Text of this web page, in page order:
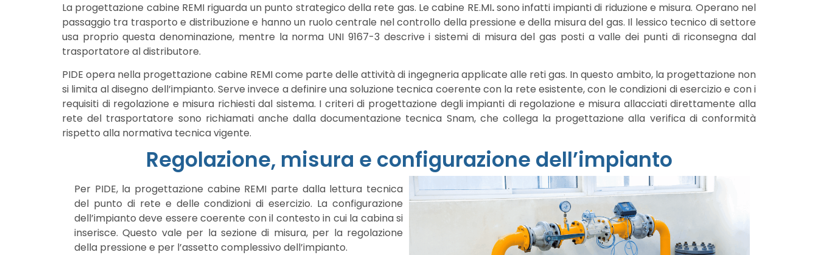
La progettazione cabine REMI riguarda un punto strategico della rete gas. Le cabine RE.MI.sono infatti impianti di riduzione e misura. Operano nel
passaggio tra trasporto e distribuzione e hanno un ruolo centrale nel controllo della pressione e della misura del gas. Il lessico tecnico di settore
usa proprio questa denominazione, mentre la norma UNI 9167-3 descrive i sistemi di misura del gas posti a valle dei punti di riconsegna dal
trasportatore al distributore.
PIDE opera nella progettazione cabine REMI come parte delle attività di ingegneria applicate alle reti gas. In questo ambito, la progettazione non
si limita al disegno dell’impianto. Serve invece a definire una soluzione tecnica coerente con la rete esistente, con le condizioni di esercizio e con i
requisiti di regolazione e misura richiesti dal sistema. I criteri di progettazione degli impianti di regolazione e misura allacciati direttamente alla
rete del trasportatore sono richiamati anche dalla documentazione tecnica Snam, che collega la progettazione alla verifica di conformità
rispetto alla normativa tecnica vigente.
Regolazione, misura e configurazione dell’impianto
Per PIDE, la progettazione cabine REMI parte dalla lettura tecnica
del punto di rete e delle condizioni di esercizio. La configurazione
dell’impianto deve essere coerente con il contesto in cui la cabina si
inserisce. Questo vale per la sezione di misura, per la regolazione
della pressione e per l’assetto complessivo dell’impianto.